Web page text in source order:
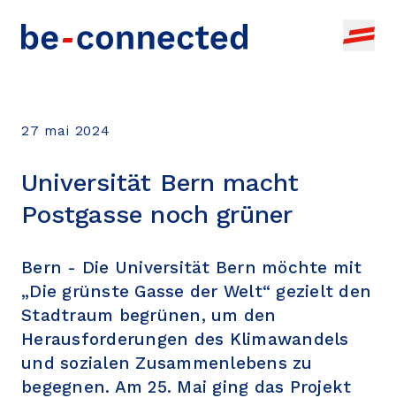
développement
Idée commerciale
Infrastructures + locaux
Financement
Développement commercial
Pool d'actualités bernois
Diffuser tes propres actualités
Agenda
Tous les événements
Ajouter votre propre événement
À propos
RECHERCHE D'OFFRE FR
27 mai 2024
Universität Bern macht
Postgasse noch grüner
Bern - Die Universität Bern möchte mit
„Die grünste Gasse der Welt“ gezielt den
Stadtraum begrünen, um den
Herausforderungen des Klimawandels
und sozialen Zusammenlebens zu
begegnen. Am 25. Mai ging das Projekt